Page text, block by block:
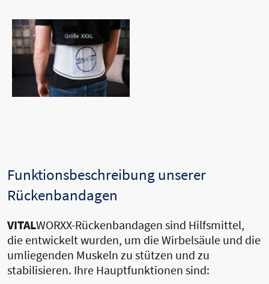
Funktionsbeschreibung unserer
Rückenbandagen
VITALWORXX-Rückenbandagen sind Hilfsmittel,
die entwickelt wurden, um die Wirbelsäule und die
umliegenden Muskeln zu stützen und zu
stabilisieren. Ihre Hauptfunktionen sind: